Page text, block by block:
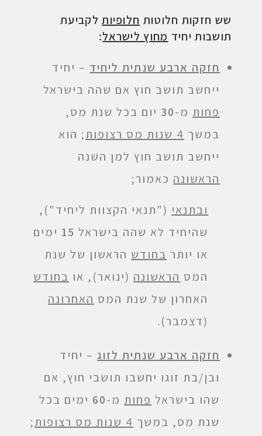
שש חזקות חלוטות חלופיותלקביעת
תושבות יחיד מחוץ לישראל:
חזקה ארבע שנתית ליחיד – יחיד
ייחשב תושב חוץ אם שהה בישראל
פחות מ-30 יום בכל שנת מס,
במשך 4 שנות מס רצופות
; הוא
ייחשב תושב חוץ למן השנה
הראשונה כאמור;
ובתנאי ("תנאי הקצוות ליחיד"),
שהיחיד לא שהה בישראל 15 ימים
או יותר בחודש הראשון של שנת
המס הראשונה (ינואר), או בחודש
האחרון של שנת המס האחרונה
(דצמבר).
חזקה ארבע שנתית לזוג– יחיד
ובן/בת זוגו יחשבו תושבי חוץ, אם
שהו בישראל פחות מ-60 ימים בכל
שנת מס, במשך 4 שנות מס רצופות
;